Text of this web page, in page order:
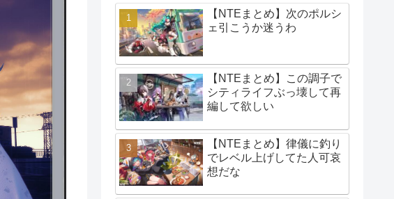
【NTEまとめ】次のポルシ
ェ引こうか迷うわ
【NTEまとめ】この調子で
シティライフぶっ壊して再
編して欲しい
【NTEまとめ】律儀に釣り
でレベル上げしてた人可哀
想だな